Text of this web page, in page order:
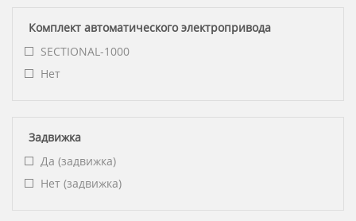
Комплект автоматического электропривода
SECTIONAL-1000
Нет
Задвижка
Да (задвижка)
Нет (задвижка)